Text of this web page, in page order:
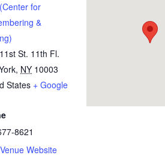
for
&
St. 11th Fl.
, NY 10003
States + Google
8621
Website